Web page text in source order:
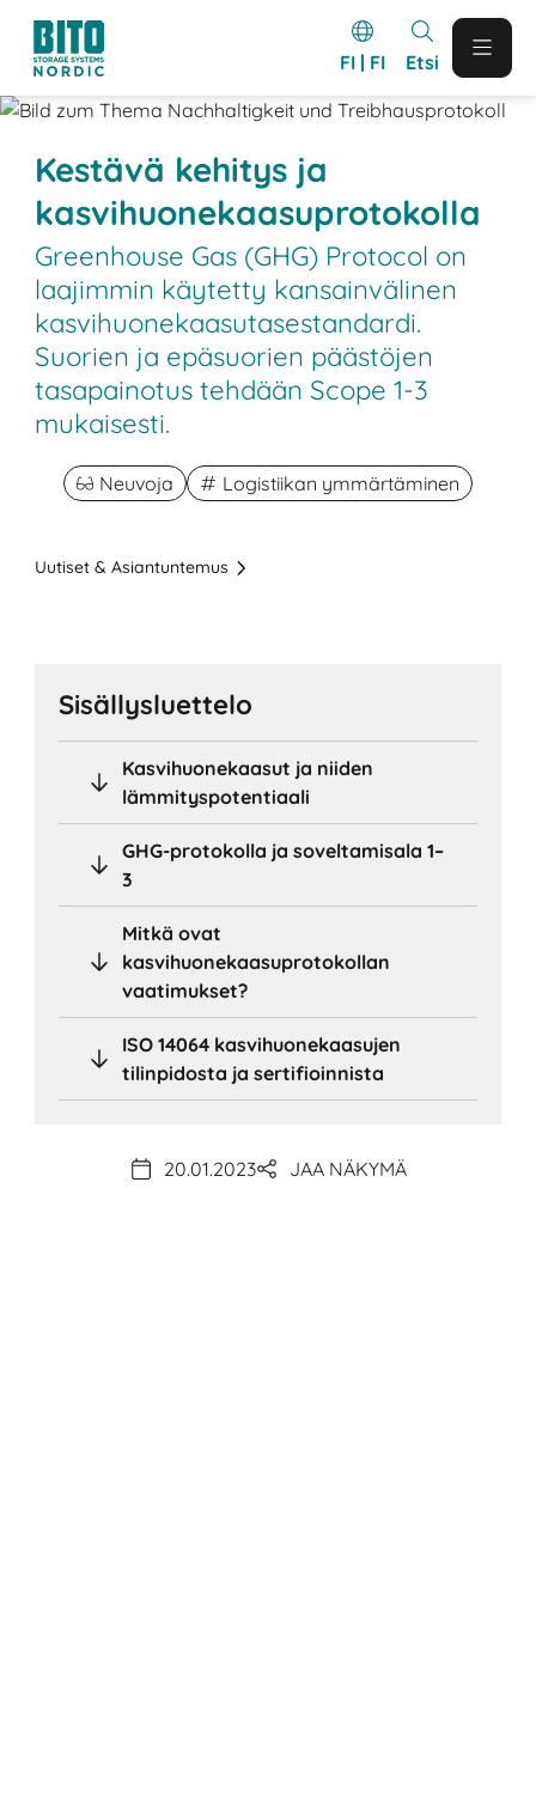
FI | FI Etsi
Kestävä kehitys ja
kasvihuonekaasuprotokolla
Greenhouse Gas (GHG) Protocol on
laajimmin käytetty kansainvälinen
kasvihuonekaasutasestandardi.
Suorien ja epäsuorien päästöjen
tasapainotus tehdään Scope 1-3
mukaisesti.
Neuvoja Logistiikan ymmärtäminen
Uutiset & Asiantuntemus
Sisällysluettelo
Kasvihuonekaasut ja niiden
lämmityspotentiaali
GHG-protokolla ja soveltamisala 1–
3
Mitkä ovat
kasvihuonekaasuprotokollan
vaatimukset?
ISO 14064 kasvihuonekaasujen
tilinpidosta ja sertifioinnista
20.01.2023 JAA NÄKYMÄ